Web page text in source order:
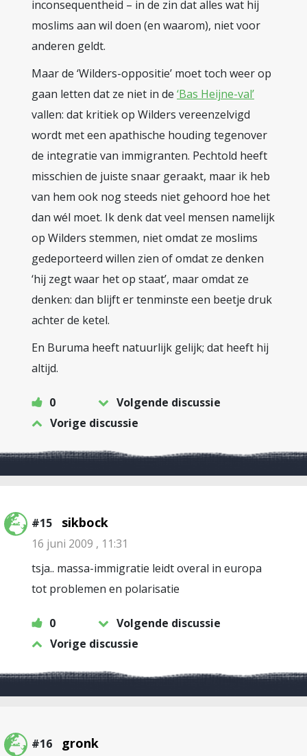
inconsequentheid – in de zin dat alles wat hij
moslims aan wil doen (en waarom), niet voor
anderen geldt.
Maar de ‘Wilders-oppositie’ moet toch weer op
gaan letten dat ze niet in de ‘Bas Heijne-val’
vallen: dat kritiek op Wilders vereenzelvigd
wordt met een apathische houding tegenover
de integratie van immigranten. Pechtold heeft
misschien de juiste snaar geraakt, maar ik heb
van hem ook nog steeds niet gehoord hoe het
dan wél moet. Ik denk dat veel mensen namelijk
op Wilders stemmen, niet omdat ze moslims
gedeporteerd willen zien of omdat ze denken
‘hij zegt waar het op staat’, maar omdat ze
denken: dan blijft er tenminste een beetje druk
achter de ketel.
En Buruma heeft natuurlijk gelijk; dat heeft hij
altijd.
0
Volgende discussie
Vorige discussie
#15 sikbock
16 juni 2009 , 11:31
tsja.. massa-immigratie leidt overal in europa
tot problemen en polarisatie
0
Volgende discussie
Vorige discussie
#16 gronk